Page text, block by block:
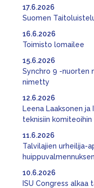
Suomen
17.6.2026
Toimisto lomailee
16.6.2026
Synchro 9 -nuorten
nimetty
15.6.2026
Leena Laaksonen
teknisiin komiteoihin
12.6.2026
Talvilajien urheilija-
11.6.2026
ISU Congress alkaa
10.6.2026